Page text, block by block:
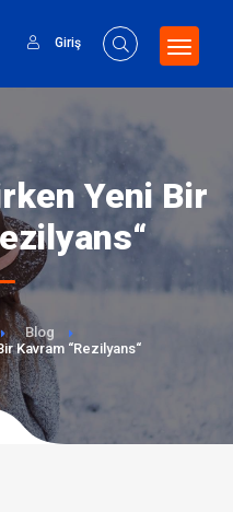
Giriş
Yeni Bir
Blog
Kavram “Rezilyans“